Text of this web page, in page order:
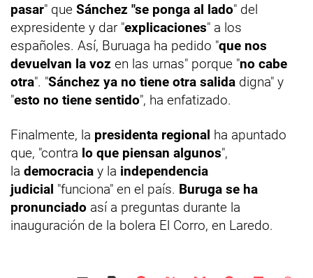
pasar" que Sánchez "se ponga al lado" del
expresidente y dar "explicaciones" a los
españoles. Así, Buruaga ha pedido "que nos
devuelvan la voz en las urnas" porque "no cabe
otra". "Sánchez ya no tiene otra salida digna" y
"esto no tiene sentido", ha enfatizado.
Finalmente, la presidenta regional ha apuntado
que, "contra lo que piensan algunos",
la democracia y la independencia
judicial "funciona" en el país. Buruga se ha
pronunciado así a preguntas durante la
inauguración de la bolera El Corro, en Laredo.